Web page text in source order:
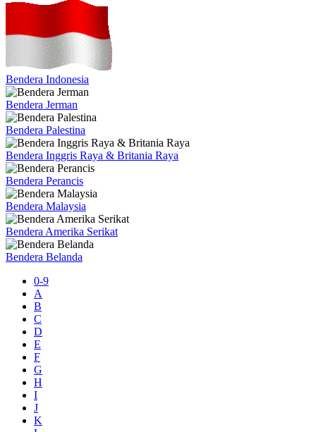
Bendera Indonesia
Bendera Jerman
Bendera Palestina
Bendera Inggris Raya & Britania Raya
Bendera Perancis
Bendera Malaysia
Bendera Amerika Serikat
Bendera Belanda
0-9
A
B
C
D
E
F
G
H
I
J
K